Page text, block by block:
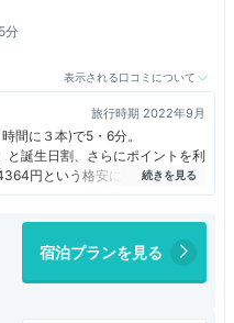
分
表示される口コミについて
旅行時期 2022年9月
間に３本)で5・6分。
誕生日割、さらにポイントを利
円という格安になりました。
ントのチェックインには少々時
３種の湯舟があり、温度や泉質
おいしい食材が数多く用意され
宿泊プランを見る